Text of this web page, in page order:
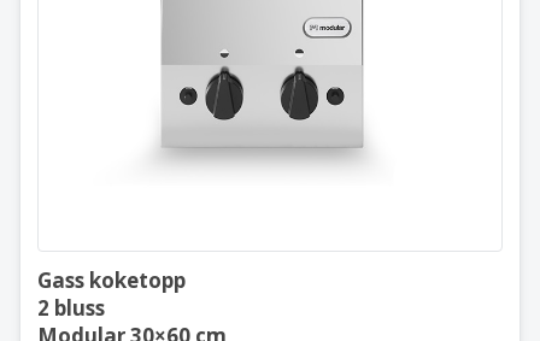
Gass koketopp
2 bluss
Modular 30×60 cm
Gass koketopp
2 bluss